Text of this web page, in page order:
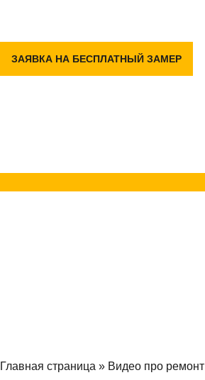
ЗАЯВКА НА БЕСПЛАТНЫЙ ЗАМЕР
Главная страница » Видео про ремонт